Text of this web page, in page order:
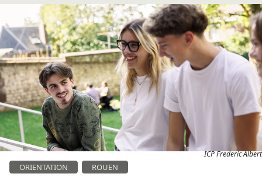
ICP Frederic Albert
ORIENTATION ROUEN